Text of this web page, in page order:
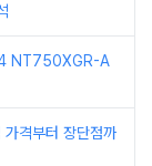
4 NT750XGR-A
격부터 장단점까